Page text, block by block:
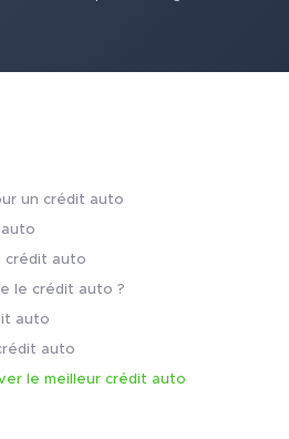
un crédit auto
crédit auto
le crédit auto ?
auto
auto
le meilleur crédit auto